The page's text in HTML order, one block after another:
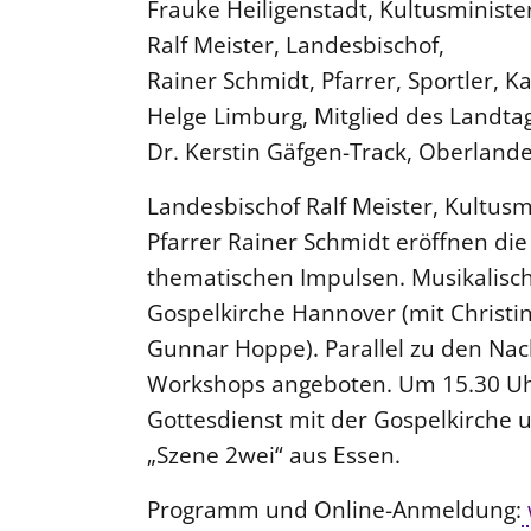
Frauke Heiligenstadt,
Ralf Meister, Landesbischof,
Rainer Schmidt, Pfarrer, Sportler,
Helge Limburg, Mitglied des
Dr. Kerstin Gäfgen-Track,
Landesbischof Ralf Meister,
Pfarrer Rainer Schmidt eröffnen
thematischen Impulsen.
Gospelkirche Hannover (mit
Gunnar Hoppe). Parallel zu den
Workshops angeboten. Um 15.30
Gottesdienst mit der Gospelkirche
„Szene 2wei“ aus Essen.
Programm und Online-Anmeldung: